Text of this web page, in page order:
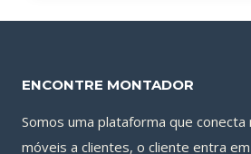
ENCONTRE MONTADOR
Somos uma plataforma que
móveis a clientes, o cliente entra